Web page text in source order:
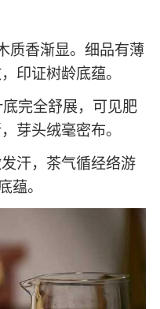
质香渐显。细品有薄
印证树龄底蕴。
完全舒展，可见肥
芽头绒毫密布。
汗，茶气循经络游
蕴。